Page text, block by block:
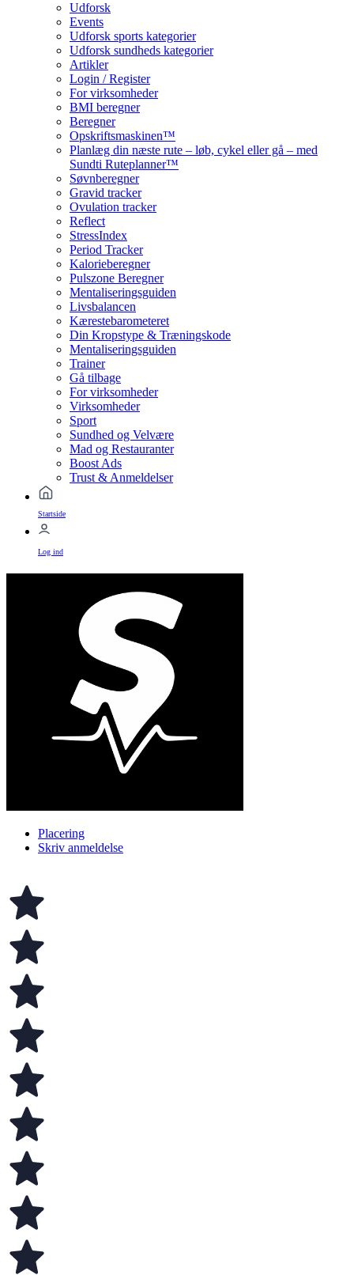
Udforsk
Events
Udforsk sports kategorier
Udforsk sundheds kategorier
Artikler
Login / Register
For virksomheder
BMI beregner
Beregner
Opskriftsmaskinen™
Planlæg din næste rute – løb, cykel eller gå – med
Sundti Ruteplanner™
Søvnberegner
Gravid tracker
Ovulation tracker
Reflect
StressIndex
Period Tracker
Kalorieberegner
Pulszone Beregner
Mentaliseringsguiden
Livsbalancen
Kærestebarometeret
Din Kropstype & Træningskode
Mentaliseringsguiden
Trainer
Gå tilbage
For virksomheder
Virksomheder
Sport
Sundhed og Velvære
Mad og Restauranter
Boost Ads
Trust & Anmeldelser
Startside
Log ind
Placering
Skriv anmeldelse